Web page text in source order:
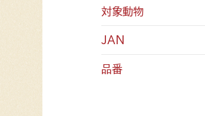
対象動物
JAN
品番